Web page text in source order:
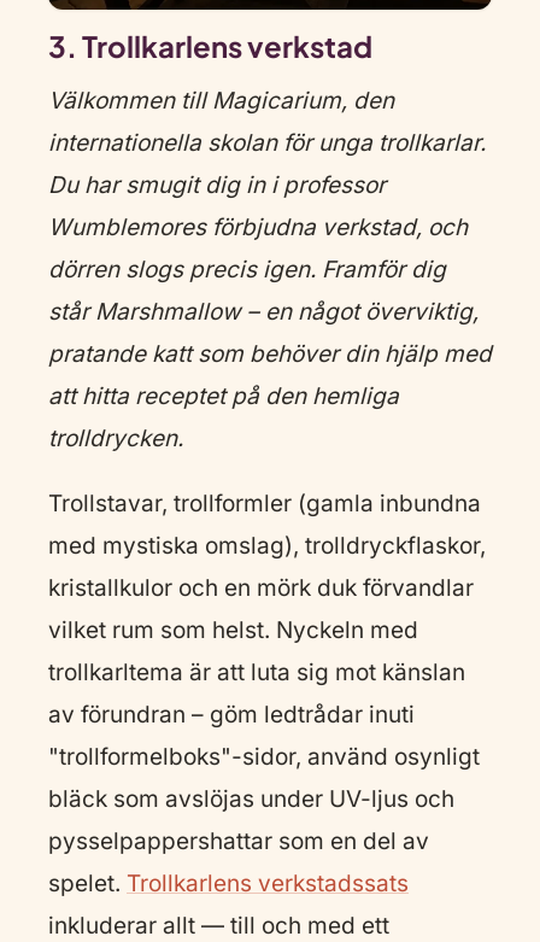
3. Trollkarlens verkstad
Välkommen till Magicarium, den
internationella skolan för unga trollkarlar.
Du har smugit dig in i professor
Wumblemores förbjudna verkstad, och
dörren slogs precis igen. Framför dig
står Marshmallow – en något överviktig,
pratande katt som behöver din hjälp med
att hitta receptet på den hemliga
trolldrycken.
Trollstavar, trollformler (gamla inbundna
med mystiska omslag), trolldryckflaskor,
kristallkulor och en mörk duk förvandlar
vilket rum som helst. Nyckeln med
trollkarltema är att luta sig mot känslan
av förundran – göm ledtrådar inuti
"trollformelboks"-sidor, använd osynligt
bläck som avslöjas under UV-ljus och
pysselpappershattar som en del av
spelet. Trollkarlens verkstadssats
inkluderar allt — till och med ett